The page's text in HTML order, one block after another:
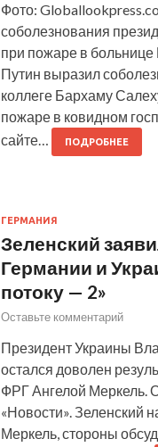
Фото:
соболезнования
при пожаре в
Путин выразил
коллеге Бархаму
пожаре в ковидном
сайте…
ПОДРОБНЕЕ
ГЕРМАНИЯ
Зеленский
Германии и
потоку — 2»
Оставьте комментарий
Президент Украины
остался доволен
ФРГ Ангелой Меркель.
«Новости». Зеленский
Меркель, стороны